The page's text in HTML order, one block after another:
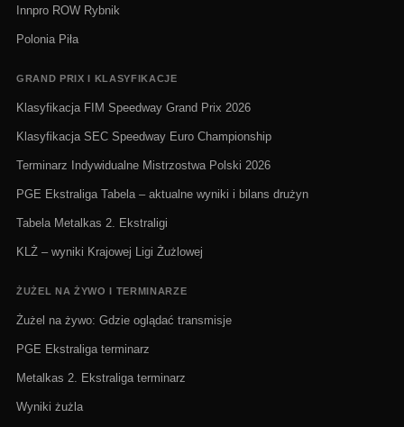
Innpro ROW Rybnik
Polonia Piła
GRAND PRIX I KLASYFIKACJE
Klasyfikacja FIM Speedway Grand Prix 2026
Klasyfikacja SEC Speedway Euro Championship
Terminarz Indywidualne Mistrzostwa Polski 2026
PGE Ekstraliga Tabela – aktualne wyniki i bilans drużyn
Tabela Metalkas 2. Ekstraligi
KLŻ – wyniki Krajowej Ligi Żużlowej
ŻUŻEL NA ŻYWO I TERMINARZE
Żużel na żywo: Gdzie oglądać transmisje
PGE Ekstraliga terminarz
Metalkas 2. Ekstraliga terminarz
Wyniki żużla